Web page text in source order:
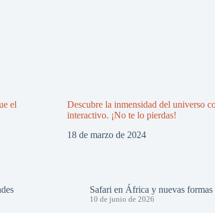
el
Descubre la inmensidad del universo
interactivo. ¡No te lo pierdas!
18 de marzo de 2024
Safari en África y nuevas
10 de junio de 2026